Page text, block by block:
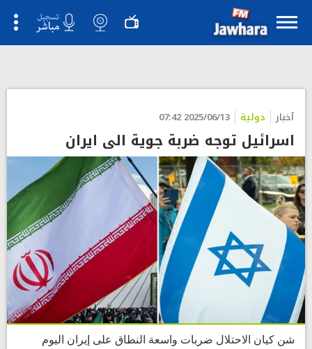
أخبار دولية 2025/06/13 07:42
اسرائيل توجه ضربة جوية الى ايران
شن كيان الاحتلال ضربات واسعة النطاق على إيران اليوم